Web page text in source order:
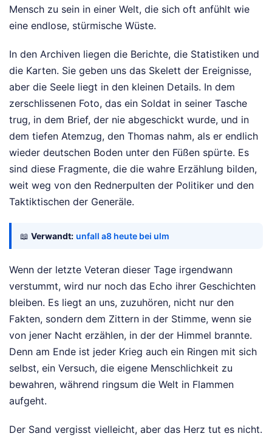
Mensch zu sein in einer Welt, die sich oft anfühlt wie
eine endlose, stürmische Wüste.
In den Archiven liegen die Berichte, die Statistiken und
die Karten. Sie geben uns das Skelett der Ereignisse,
aber die Seele liegt in den kleinen Details. In dem
zerschlissenen Foto, das ein Soldat in seiner Tasche
trug, in dem Brief, der nie abgeschickt wurde, und in
dem tiefen Atemzug, den Thomas nahm, als er endlich
wieder deutschen Boden unter den Füßen spürte. Es
sind diese Fragmente, die die wahre Erzählung bilden,
weit weg von den Rednerpulten der Politiker und den
Taktiktischen der Generäle.
📖 Verwandt: unfall a8 heute bei ulm
Wenn der letzte Veteran dieser Tage irgendwann
verstummt, wird nur noch das Echo ihrer Geschichten
bleiben. Es liegt an uns, zuzuhören, nicht nur den
Fakten, sondern dem Zittern in der Stimme, wenn sie
von jener Nacht erzählen, in der der Himmel brannte.
Denn am Ende ist jeder Krieg auch ein Ringen mit sich
selbst, ein Versuch, die eigene Menschlichkeit zu
bewahren, während ringsum die Welt in Flammen
aufgeht.
Der Sand vergisst vielleicht, aber das Herz tut es nicht.